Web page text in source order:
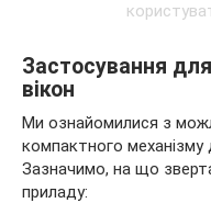
Застосування
вікон
Ми ознайомилися з
компактного
Зазначимо, на що
приладу: